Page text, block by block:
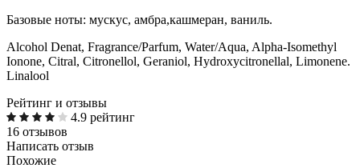
Базовые ноты: мускус, амбра,кашмеран, ваниль.
Alcohol Denat, Fragrance/Parfum, Water/Aqua, Alpha-Isomethyl
Ionone, Citral, Citronellol, Geraniol, Hydroxycitronellal, Limonene.
Linalool
Рейтинг и отзывы
4.9 рейтинг
16 отзывов
Написать отзыв
Похожие